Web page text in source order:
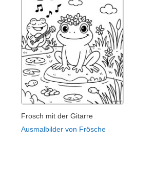
Frosch mit der Gitarre
Ausmalbilder von Frösche